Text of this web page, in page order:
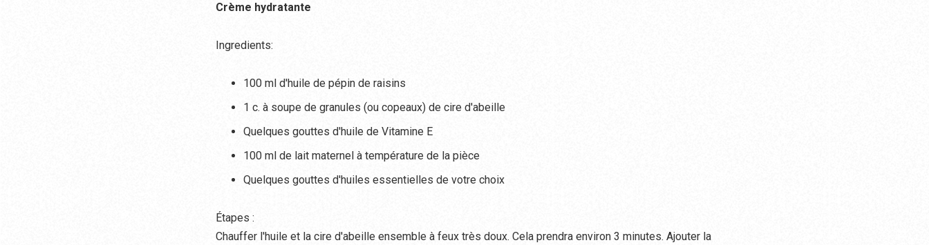
Crème hydratante
Ingredients:
100 ml d'huile de pépin de raisins
1 c. à soupe de granules (ou copeaux) de cire d'abeille
Quelques gouttes d'huile de Vitamine E
100 ml de lait maternel à température de la pièce
Quelques gouttes d'huiles essentielles de votre choix
Étapes :
Chauffer l'huile et la cire d'abeille ensemble à feux très doux. Cela prendra environ 3 minutes. Ajouter la